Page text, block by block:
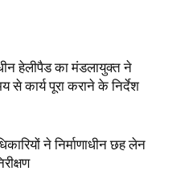
हेलीपैड का मंडलायुक्त ने
से कार्य पूरा कराने के निर्देश
ने निर्माणाधीन छह लेन